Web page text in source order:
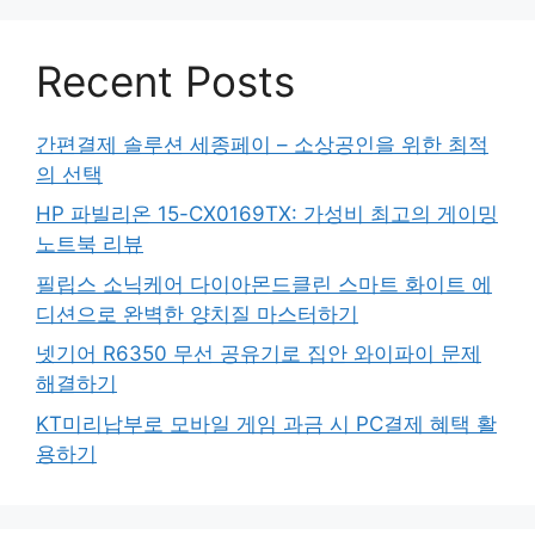
Recent Posts
간편결제 솔루션 세종페이 – 소상공인을 위한 최적
의 선택
HP 파빌리온 15-CX0169TX: 가성비 최고의 게이밍
노트북 리뷰
필립스 소닉케어 다이아몬드클린 스마트 화이트 에
디션으로 완벽한 양치질 마스터하기
넷기어 R6350 무선 공유기로 집안 와이파이 문제
해결하기
KT미리납부로 모바일 게임 과금 시 PC결제 혜택 활
용하기